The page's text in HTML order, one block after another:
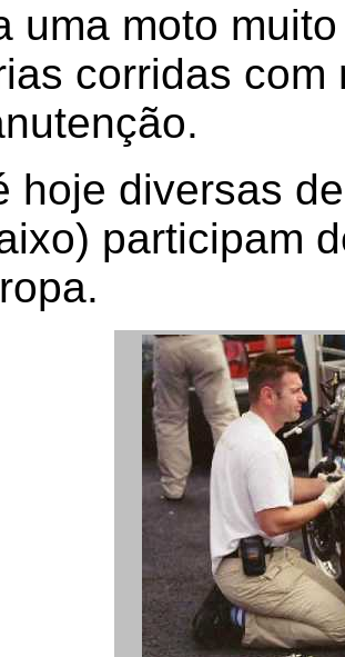
uma moto
corridas com
hoje diversas
participam